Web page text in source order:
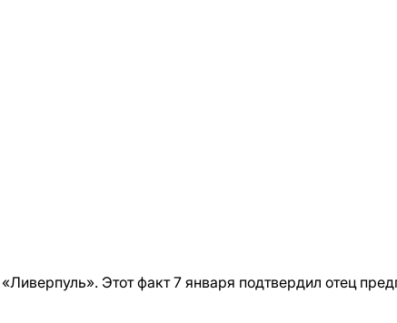
Этот факт 7 января подтвердил отец